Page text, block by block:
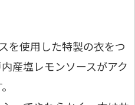
を使用した特製の衣をつ
産塩レモンソースがアク